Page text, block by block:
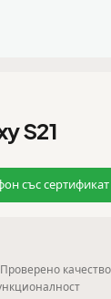
S21
със